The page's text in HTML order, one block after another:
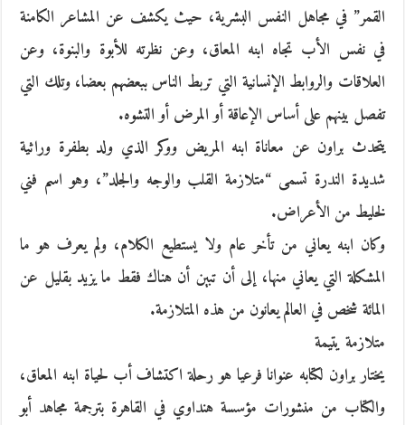
القمر” في مجاهل النفس البشرية، حيث يكشف عن المشاعر الكامنة
في نفس الأب تجاه ابنه المعاق، وعن نظرته للأبوة والبنوة، وعن
العلاقات والروابط الإنسانية التي تربط الناس ببعضهم بعضا، وتلك التي
تفصل بينهم على أساس الإعاقة أو المرض أو التشوه.
يتحدث براون عن معاناة ابنه المريض ووكر الذي ولد بطفرة وراثية
شديدة الندرة تسمى “متلازمة القلب والوجه والجلد”، وهو اسم فني
لخليط من الأعراض.
وكان ابنه يعاني من تأخر عام ولا يستطيع الكلام، ولم يعرف هو ما
المشكلة التي يعاني منها، إلى أن تبين أن هناك فقط ما يزيد بقليل عن
المائة شخص في العالم يعانون من هذه المتلازمة.
متلازمة يتيمة
يختار براون لكتابه عنوانا فرعيا هو رحلة اكتشاف أب لحياة ابنه المعاق،
والكتاب من منشورات مؤسسة هنداوي في القاهرة بترجمة مجاهد أبو